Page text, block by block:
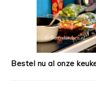
Bestel nu al onze